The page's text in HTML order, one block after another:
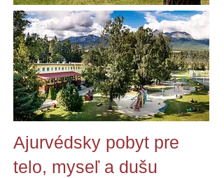
Ajurvédsky pobyt pre
telo, myseľ a dušu